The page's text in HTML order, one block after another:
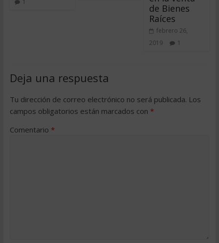
de Bienes
Raíces
febrero 26,
2019
1
Deja una respuesta
Tu dirección de correo electrónico no será publicada. Los
campos obligatorios están marcados con *
Comentario *